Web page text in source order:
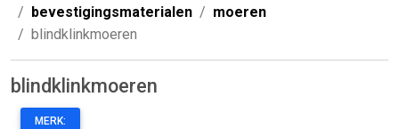
bevestigingsmaterialen
moeren
blindklinkmoeren
blindklinkmoeren
MERK: